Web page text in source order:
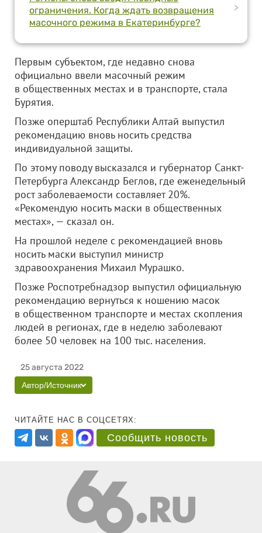
ограничения. Когда ждать возвращения
масочного режима в Екатеринбурге?
>
Первым субъектом, где недавно снова
официально ввели масочный режим
в общественных местах и в транспорте, стала
Бурятия.
Позже оперштаб Республики Алтай выпустил
рекомендацию вновь носить средства
индивидуальной защиты.
По этому поводу высказался и губернатор Санкт-
Петербурга Александр Беглов, где еженедельный
рост заболеваемости составляет 20%.
«Рекомендую носить маски в общественных
местах», — сказал он.
На прошлой неделе с рекомендацией вновь
носить маски выступил министр
здравоохранения Михаил Мурашко.
Позже Роспотребнадзор выпустил официальную
рекомендацию вернуться к ношению масок
в общественном транспорте и местах скопления
людей в регионах, где в неделю заболевают
более 50 человек на 100 тыс. населения.
25 августа 2022
Автор/Источник
ЧИТАЙТЕ НАС В СОЦСЕТЯХ:
Сообщить новость